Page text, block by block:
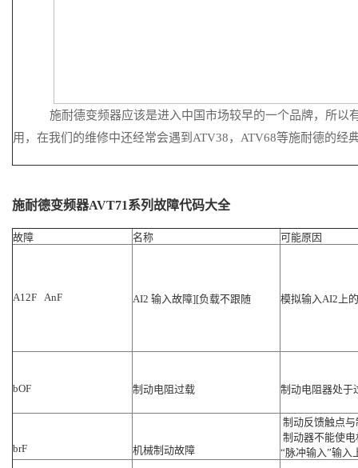
施耐德变频器应该是进入中国市场较早的一个品牌，所以
用，在我们的维修中还经常会遇到ATV38，ATV68等施耐德的经
施耐德变频器AVT71系列故障代码大全
故障 名称 可能原因
A12F AnF AI2 输入故障][负载不跟随 模拟输入AI2上
bOF 制动电阻过载 制动电阻器处于
brF 机械制动故障
制动反馈触点
制动器不能使
“脉冲输入”输入